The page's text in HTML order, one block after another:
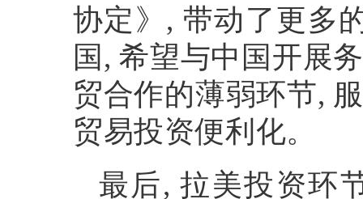
协定》 , 带动了更多
国 ,希望与中国开展
贸合作的薄弱环节,
贸易投资便利化。
最后,拉美投资环